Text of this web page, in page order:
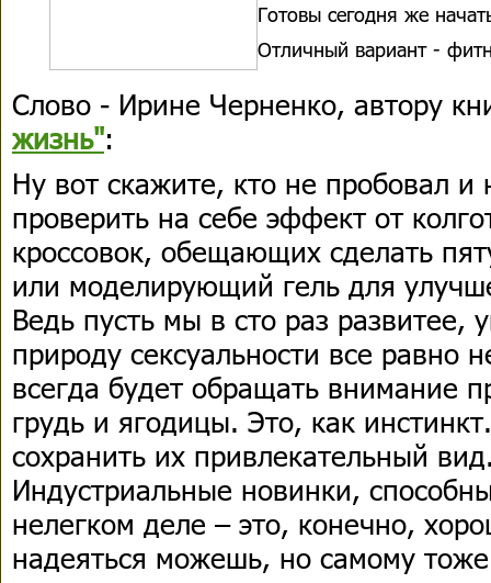
Готовы сегодня же
Отличный вариант -
Слово - Ирине Черненко, автору
жизнь":
Ну вот скажите, кто не пробовал и
проверить на себе эффект от
кроссовок, обещающих сделать
или моделирующий гель для
Ведь пусть мы в сто раз развитее,
природу сексуальности все равно
всегда будет обращать внимание
грудь и ягодицы. Это, как
сохранить их привлекательный
Индустриальные новинки,
нелегком деле – это, конечно,
надеяться можешь, но самому